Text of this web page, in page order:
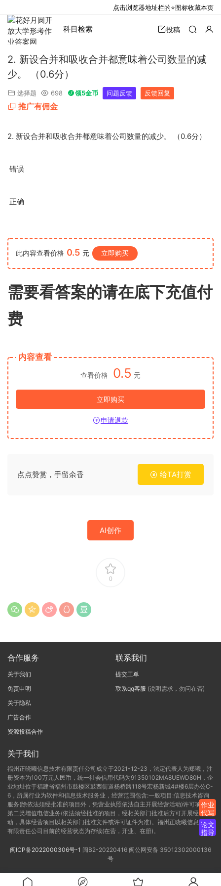
科目检索 投稿
2. 新设合并和吸收合并都意味着公司数量的减
少。 （0.6分）
选择题 698 领5金币 问题反馈 反馈回复
推广有佣金
2. 新设合并和吸收合并都意味着公司数量的减少。 （0.6分）
错误
正确
此内容查看价格 0.5 元 立即购买
需要看答案的请在底下充值付
费
内容查看
查看价格 0.5 元
立即购买
申请退款
点点赞赏，手留余香 给TA打赏
AI创作
0
合作服务
关于我们
免责申明
关于隐私
广告合作
资源投稿合作
联系我们
提交工单
联系qq客服 (说明需求，勿问在否)
关于我们
福州正晓曦信息技术有限责任公司成立于2021-12-23，法定代表人为郑曦，注
册资本为100万元人民币，统一社会信用代码为91350102MA8UEWD80H，企
业地址位于福建省福州市鼓楼区鼓西街道杨桥路118号宏杨新城4#楼6层办公C-
6，所属行业为软件和信息技术服务业，经营范围包含:一般项目:信息技术咨询
服务(除依法须经批准的项目外，凭营业执照依法自主开展经营活动)许可项目:
第二类增值电信业务(依法须经批准的项目，经相关部门批准后方可开展经营活
动，具体经营项目以相关部门批准文件或许可证件为准)。福州正晓曦信息技术
有限责任公司目前的经营状态为存续(在营，开业、在册)。
闽ICP备2022000306号-1 闽B2-20220416 闽公网安备 35012302000136
号
点击浏览器地址栏的⭐图标收藏本页
作业
代写
论文
指导